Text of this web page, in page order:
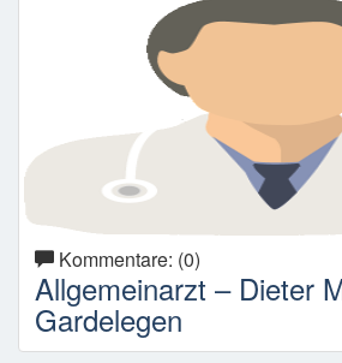
Kommentare: (0)
Allgemeinarzt – Dieter
Gardelegen